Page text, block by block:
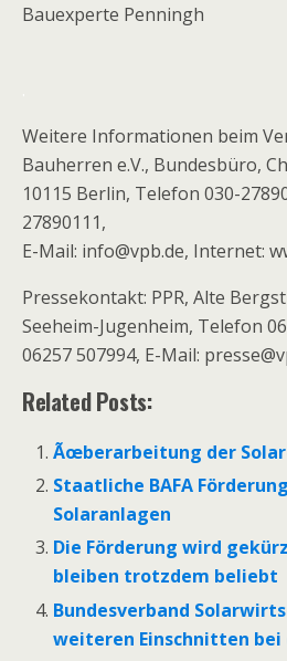
Bauexperte Penningh
Weitere Informationen beim
Bauherren e.V., Bundesbüro,
10115 Berlin, Telefon 030-
27890111,
E-Mail: info@vpb.de, Internet:
Pressekontakt: PPR, Alte
Seeheim-Jugenheim, Telefon
06257 507994, E-Mail:
Related Posts:
Ãœberarbeitung der
Staatliche BAFA
Solaranlagen
Die Förderung wird
bleiben trotzdem beliebt
Bundesverband
weiteren Einschnitten bei